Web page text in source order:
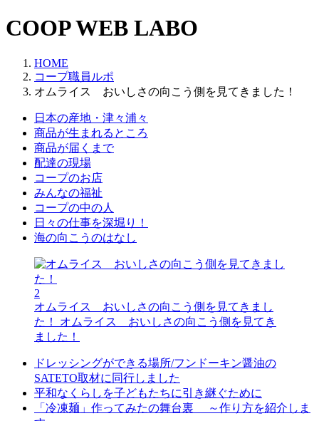
COOP WEB LABO
HOME
コープ職員ルポ
オムライス おいしさの向こう側を見てきました！
日本の産地・津々浦々
商品が生まれるところ
商品が届くまで
配達の現場
コープのお店
みんなの福祉
コープの中の人
日々の仕事を深堀り！
海の向こうのはなし
2
オムライス おいしさの向こう側を見てきまし
た！
オムライス おいしさの向こう側を見てき
ました！
ドレッシングができる場所/フンドーキン醤油の
SATETO取材に同行しました
平和なくらしを子どもたちに引き継ぐために
「冷凍麺」作ってみたの舞台裏 ～作り方を紹介しま